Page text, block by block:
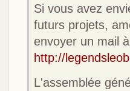
Si vous avez
futurs projets,
envoyer un mail
http://
L'assemblée